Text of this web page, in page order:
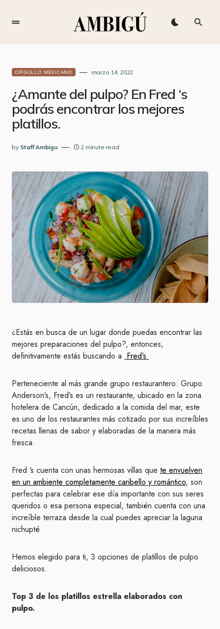
ORGULLO MEXICANO marzo 14, 2022
¿Amante del pulpo? En Fred ‘s
podrás encontrar los mejores
platillos.
by Staff Ambigu 2 minute read
¿Estás en busca de un lugar donde puedas encontrar las
mejores preparaciones del pulpo?, entonces,
definitivamente estás buscando a Fred’s
Perteneciente al más grande grupo restaurantero: Grupo
Anderson’s, Fred’s es un restaurante, ubicado en la zona
hotelera de Cancún, dedicado a la comida del mar, este
es uno de los restaurantes más cotizado por sus increíbles
recetas llenas de sabor y elaboradas de la manera más
fresca.
Fred ‘s cuenta con unas hermosas villas que te envuelven
en un ambiente completamente caribello y romántico, son
perfectas para celebrar ese día importante con sus seres
queridos o esa persona especial, también cuenta con una
increíble terraza desde la cual puedes apreciar la laguna
nichupté
Hemos elegido para ti, 3 opciones de platillos de pulpo
deliciosos.
Top 3 de los platillos estrella elaborados con
pulpo.